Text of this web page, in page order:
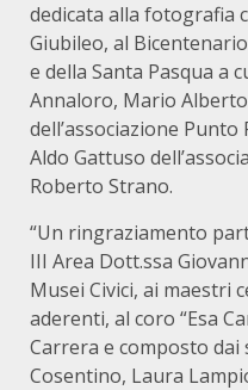
dedicata alla fotografia
Giubileo, al
e della Santa Pasqua a
Annaloro, Mario
dell’associazione Punto
Aldo Gattuso
Roberto Strano.
“Un ringraziamento
III Area Dott.ssa
Musei Civici, ai maestri
aderenti, al coro “Esa
Carrera e composto dai
Cosentino, Laura